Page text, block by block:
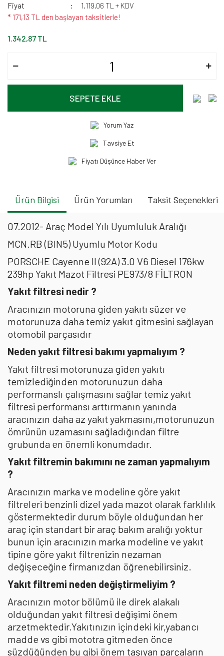
Fiyat
1.119,06 TL + KDV
* 171,13 TL den başlayan taksitlerle!
1.342,87 TL
SEPETE EKLE
Yorum Yaz
Tavsiye Et
Fiyatı Düşünce Haber Ver
Ürün Bilgisi Ürün Yorumları Taksit Seçenekleri
07.2012- Araç Model Yılı Uyumluluk Aralığı
MCN.RB (BIN5) Uyumlu Motor Kodu
PORSCHE Cayenne II (92A) 3.0 V6 Diesel 176kw
239hp Yakıt Mazot Filtresi PE973/8 FİLTRON
Yakıt filtresi nedir ?
Aracınızın motoruna giden yakıtı süzer ve
motorunuza daha temiz yakıt gitmesini sağlayan
otomobil parçasıdır
Neden yakıt filtresi bakımı yapmalıyım ?
Yakıt filtresi motorunuza giden yakıtı
temizlediğinden motorunuzun daha
performanslı çalışmasını sağlar temiz yakıt
filtresi performansı arttırmanın yanında
aracınızın daha az yakıt yakmasını,motorunuzun
ömrünün uzamasını sağladığından filtre
grubunda en önemli konumdadır.
Yakıt filtremin bakımını ne zaman yapmalıyım
?
Aracınızın marka ve modeline göre yakıt
filtreleri benzinli dizel yada mazot olarak farklılık
göstermektedir durum böyle olduğundan her
araç için standart bir araç bakım aralığı yoktur
bunun için aracınızın marka modeline ve yakıt
tipine göre yakıt filtrenizin nezaman
değişeceğine firmanızdan öğrenebilirsiniz.
Yakıt filtremi neden değiştirmeliyim ?
Aracınızın motor bölümü ile direk alakalı
olduğundan yakıt filtresi değişimi önem
arzetmektedir.Yakıtınızın içindeki kir,yabancı
madde vs gibi mototra gitmeden önce
süzdüğünden bu gibi önem taşıyan parçaların